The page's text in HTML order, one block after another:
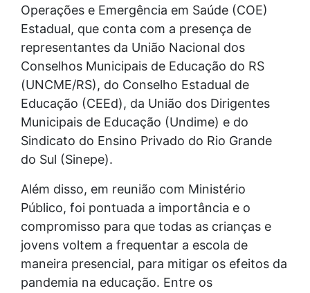
Operações e Emergência em Saúde (COE)
Estadual, que conta com a presença de
representantes da União Nacional dos
Conselhos Municipais de Educação do RS
(UNCME/RS), do Conselho Estadual de
Educação (CEEd), da União dos Dirigentes
Municipais de Educação (Undime) e do
Sindicato do Ensino Privado do Rio Grande
do Sul (Sinepe).
Além disso, em reunião com Ministério
Público, foi pontuada a importância e o
compromisso para que todas as crianças e
jovens voltem a frequentar a escola de
maneira presencial, para mitigar os efeitos da
pandemia na educação. Entre os